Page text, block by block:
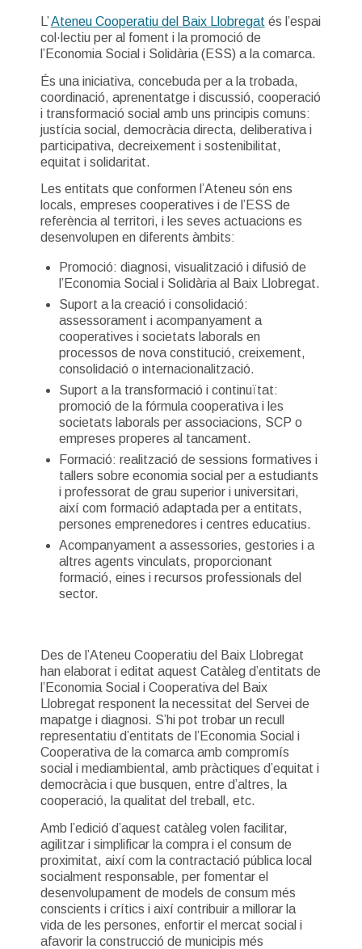
L’Ateneu Cooperatiu del Baix Llobregat és l’espai
col·lectiu per al foment i la promoció de
l’Economia Social i Solidària (ESS) a la comarca.
És una iniciativa, concebuda per a la trobada,
coordinació, aprenentatge i discussió, cooperació
i transformació social amb uns principis comuns:
justícia social, democràcia directa, deliberativa i
participativa, decreixement i sostenibilitat,
equitat i solidaritat.
Les entitats que conformen l’Ateneu són ens
locals, empreses cooperatives i de l’ESS de
referència al territori, i les seves actuacions es
desenvolupen en diferents àmbits:
Promoció: diagnosi, visualització i difusió de
l’Economia Social i Solidària al Baix Llobregat.
Suport a la creació i consolidació:
assessorament i acompanyament a
cooperatives i societats laborals en
processos de nova constitució, creixement,
consolidació o internacionalització.
Suport a la transformació i continuïtat:
promoció de la fórmula cooperativa i les
societats laborals per associacions, SCP o
empreses properes al tancament.
Formació: realització de sessions formatives i
tallers sobre economia social per a estudiants
i professorat de grau superior i universitari,
així com formació adaptada per a entitats,
persones emprenedores i centres educatius.
Acompanyament a assessories, gestories i a
altres agents vinculats, proporcionant
formació, eines i recursos professionals del
sector.
Des de l’Ateneu Cooperatiu del Baix Llobregat
han elaborat i editat aquest Catàleg d’entitats de
l’Economia Social i Cooperativa del Baix
Llobregat responent la necessitat del Servei de
mapatge i diagnosi. S’hi pot trobar un recull
representatiu d’entitats de l’Economia Social i
Cooperativa de la comarca amb compromís
social i mediambiental, amb pràctiques d’equitat i
democràcia i que busquen, entre d’altres, la
cooperació, la qualitat del treball, etc.
Amb l’edició d’aquest catàleg volen facilitar,
agilitzar i simplificar la compra i el consum de
proximitat, així com la contractació pública local
socialment responsable, per fomentar el
desenvolupament de models de consum més
conscients i crítics i així contribuir a millorar la
vida de les persones, enfortir el mercat social i
afavorir la construcció de municipis més